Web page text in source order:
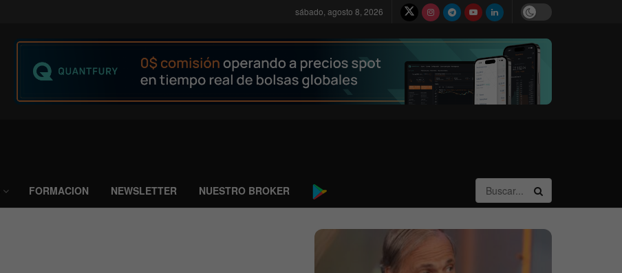
sábado, agosto 8, 2026
FORMACION NEWSLETTER NUESTRO BROKER